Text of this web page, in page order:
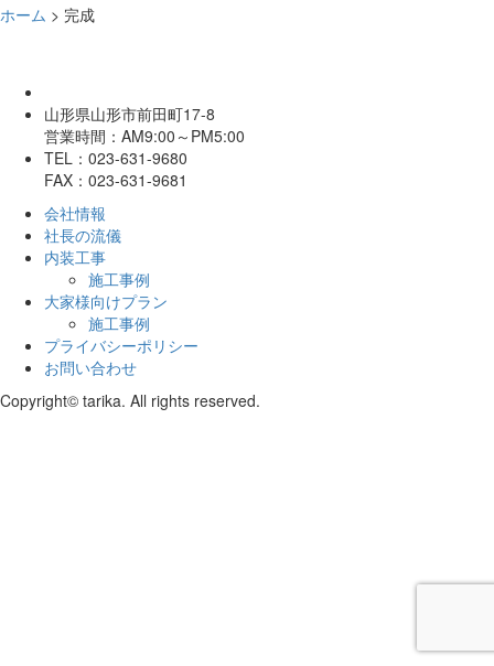
ホーム > 完成
山形県山形市前田町17-8
営業時間：AM9:00～PM5:00
TEL：023-631-9680
FAX：023-631-9681
会社情報
社長の流儀
内装工事
施工事例
大家様向けプラン
施工事例
プライバシーポリシー
お問い合わせ
Copyright© tarika. All rights reserved.